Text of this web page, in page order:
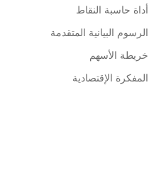
أداة حاسبة النقاط
الرسوم البيانية المتقدمة
خريطة الأسهم
المفكرة الإقتصادية